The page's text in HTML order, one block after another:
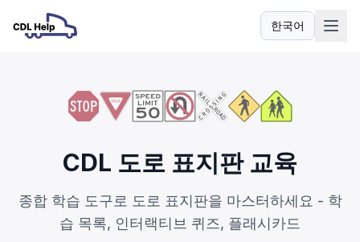
한국어
언어
CDL 도로 표지판 교육
종합 학습 도구로 도로 표지판을 마스터하세요 - 학
습 목록, 인터랙티브 퀴즈, 플래시카드